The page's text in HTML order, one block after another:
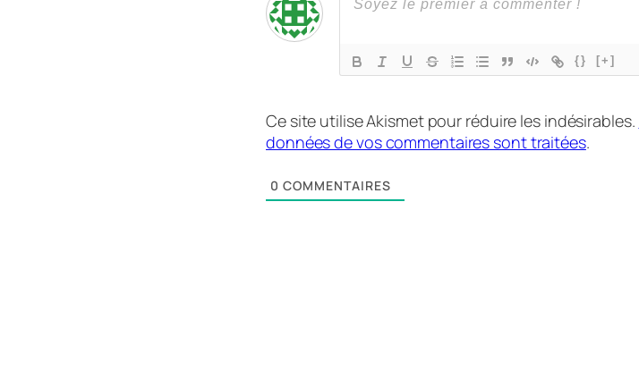
{} [+]
Ce site utilise Akismet pour réduire les indésirables.
données de vos commentaires sont traitées.
0 COMMENTAIRES